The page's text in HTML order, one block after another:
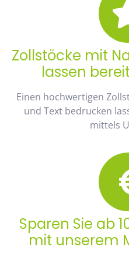
Zollstöcke mit
lassen
Einen hochwertigen
und Text bedrucken
mittels
Sparen Sie ab
mit unserem